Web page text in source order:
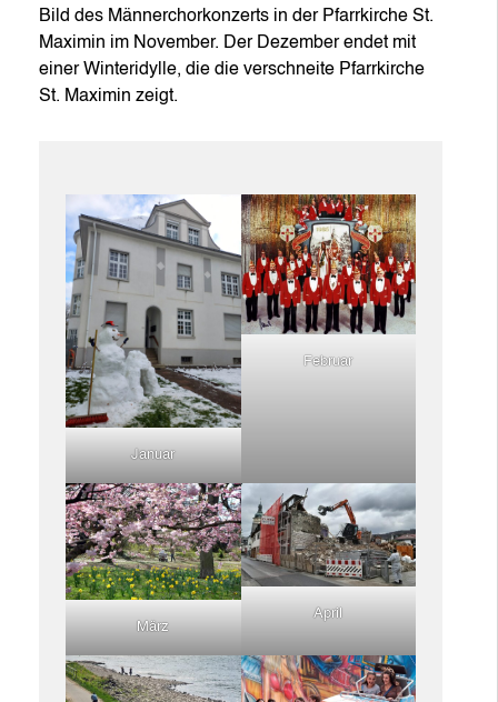
Bild des Männerchorkonzerts in der Pfarrkirche St.
Maximin im November. Der Dezember endet mit
einer Winteridylle, die die verschneite Pfarrkirche
St. Maximin zeigt.
Januar
Februar
März
April